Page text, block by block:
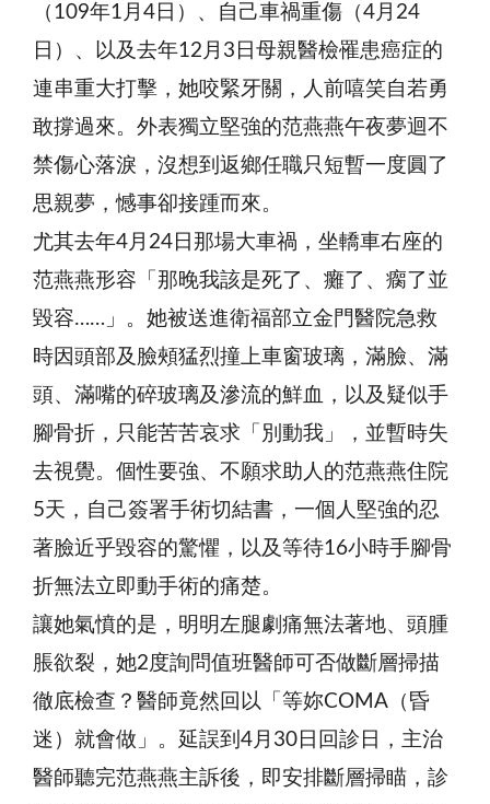
（109年1月4日）、自己車禍重傷（4月24
日）、以及去年12月3日母親醫檢罹患癌症的
連串重大打擊，她咬緊牙關，人前嘻笑自若勇
敢撐過來。外表獨立堅強的范燕燕午夜夢迴不
禁傷心落淚，沒想到返鄉任職只短暫一度圓了
思親夢，憾事卻接踵而來。
尤其去年4月24日那場大車禍，坐轎車右座的
范燕燕形容「那晚我該是死了、癱了、瘸了並
毀容……」。她被送進衛福部立金門醫院急救
時因頭部及臉頰猛烈撞上車窗玻璃，滿臉、滿
頭、滿嘴的碎玻璃及滲流的鮮血，以及疑似手
腳骨折，只能苦苦哀求「別動我」，並暫時失
去視覺。個性要強、不願求助人的范燕燕住院
5天，自己簽署手術切結書，一個人堅強的忍
著臉近乎毀容的驚懼，以及等待16小時手腳骨
折無法立即動手術的痛楚。
讓她氣憤的是，明明左腿劇痛無法著地、頭腫
脹欲裂，她2度詢問值班醫師可否做斷層掃描
徹底檢查？醫師竟然回以「等妳COMA（昏
迷）就會做」。延誤到4月30日回診日，主治
醫師聽完范燕燕主訴後，即安排斷層掃瞄，診